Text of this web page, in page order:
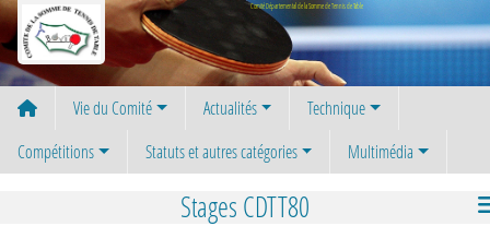
Comité Départemental de la Somme de Tennis de Table
Vie du Comité Actualités
Technique
Compétitions
Statuts et autres catégories Multimédia
Stages CDTT80
Panneau de gestion des cookies